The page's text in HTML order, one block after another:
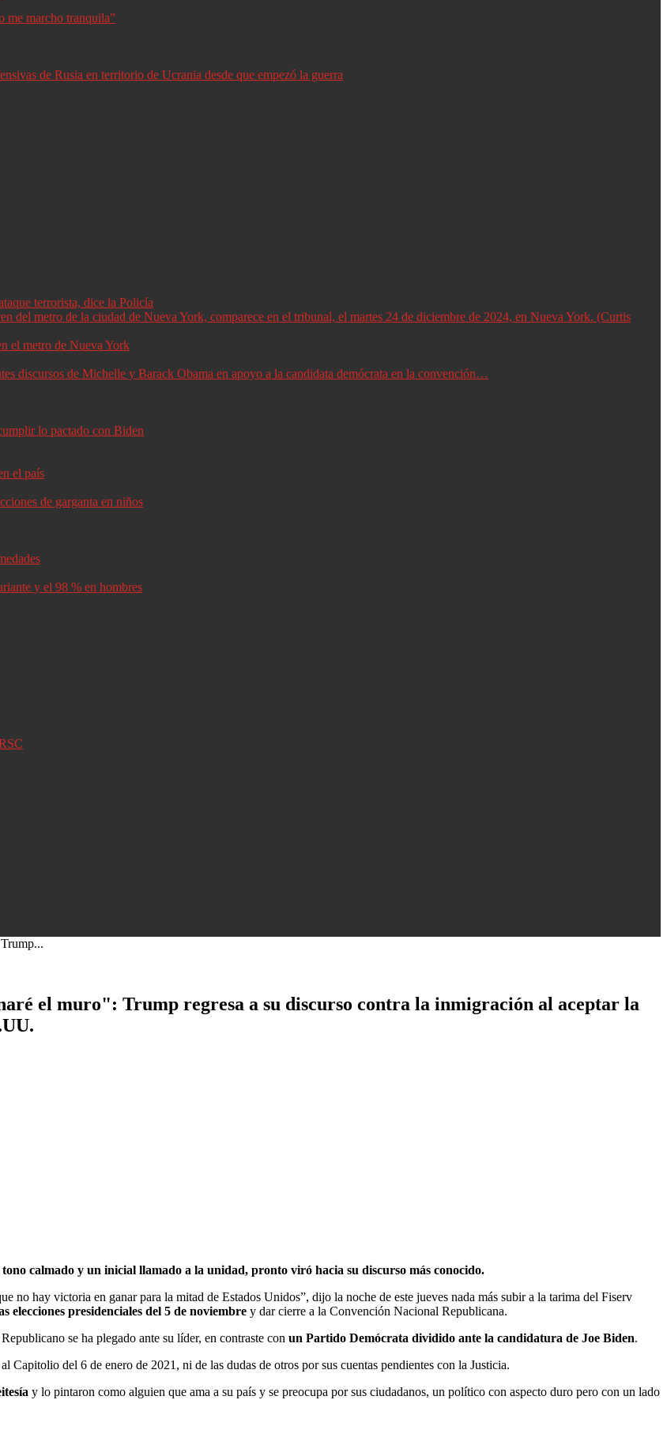
me marcho tranquila”
de Rusia en territorio de Ucrania desde que empezó la guerra
terrorista, dice la Policía
el metro de Nueva York
discursos de Michelle y Barack Obama en apoyo a la candidata demócrata en la convención…
lo pactado con Biden
el país
de garganta en niños
y el 98 % en hombres
el muro": Trump regresa a su discurso contra la inmigración al aceptar la
calmado y un inicial llamado a la unidad, pronto viró hacia su discurso más conocido.
no hay victoria en ganar para la mitad de Estados Unidos”, dijo la noche de este jueves nada más subir a la tarima del Fiserv
elecciones presidenciales del 5 de noviembre y dar cierre a la Convención Nacional Republicana.
se ha plegado ante su líder, en contraste con un Partido Demócrata dividido ante la candidatura de Joe Biden.
Capitolio del 6 de enero de 2021, ni de las dudas de otros por sus cuentas pendientes con la Justicia.
y lo pintaron como alguien que ama a su país y se preocupa por sus ciudadanos, un político con aspecto duro pero con un lado